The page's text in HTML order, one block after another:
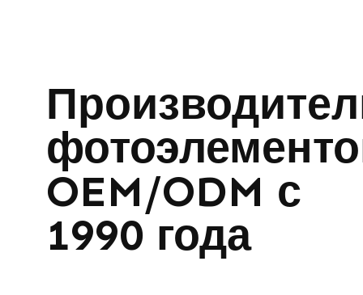
OEM/ODM с
1990 года